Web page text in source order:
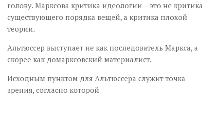
голову. Марксова критика идеологии – это не критика
существующего порядка вещей, а критика плохой
теории.
Альтюссер выступает не как последователь Маркса, а
скорее как домарксовский материалист.
Исходным пунктом для Альтюссера служит точка
зрения, согласно которой